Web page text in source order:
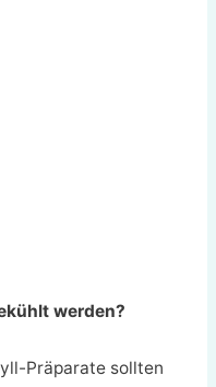
werden?
Präparate sollten